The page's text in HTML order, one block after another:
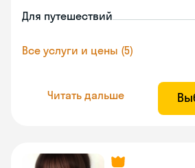
Для путешествий
Все услуги и цены (5)
Читать дальше